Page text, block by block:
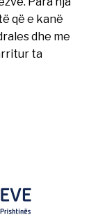
që e kanë
dhe me
ta